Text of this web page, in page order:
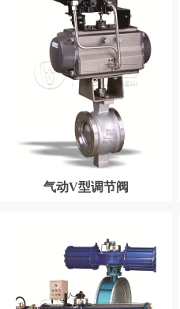
气动V型调节阀